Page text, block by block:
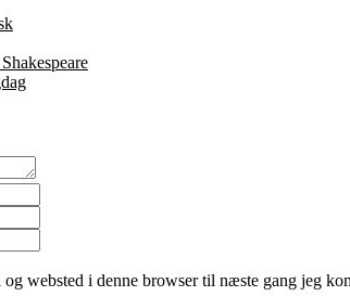
websted i denne browser til næste gang jeg